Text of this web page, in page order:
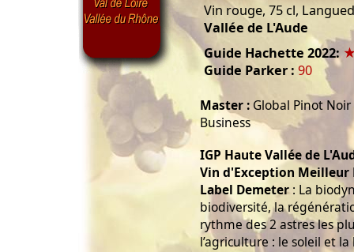
Vin rouge, 75 cl,
Vallée de L'Aude
Guide Hachette 2022:
Guide Parker : 90
Master : Global Pinot
Business
IGP Haute Vallée de
Vin d'Exception Meilleur
Label Demeter : La
biodiversité, la
rythme des 2 astres les
l’agriculture : le soleil et